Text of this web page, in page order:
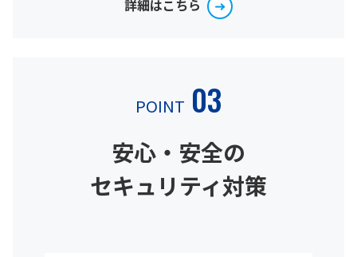
詳細はこちら
POINT 03
安心・安全の
セキュリティ対策